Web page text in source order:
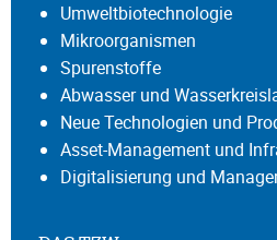
Umweltbiotechnologie
Mikroorganismen
Spurenstoffe
Abwasser und
Neue Technologien und
Asset-Management und
Digitalisierung und